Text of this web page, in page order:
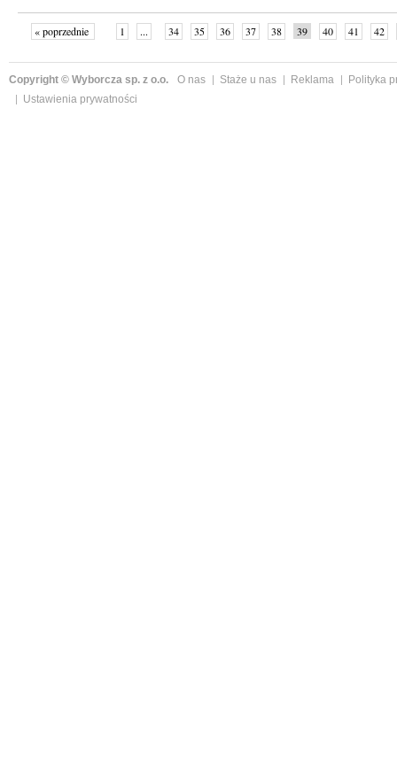
« poprzednie 1 ... 34 35 36 37 38 39 40 41
42
Copyright © Wyborcza sp. z o.o. O nas Staże u nas Reklama
Polityka
Ustawienia prywatności